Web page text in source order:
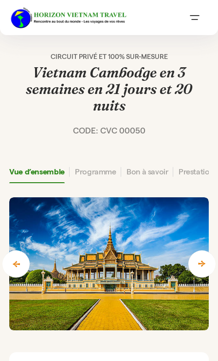
CIRCUIT PRIVÉ ET 100% SUR-MESURE
Vietnam Cambodge en 3
semaines en 21 jours et 20
nuits
CODE: CVC 00050
Vue d’ensemble Programme Bon à savoir Prestation